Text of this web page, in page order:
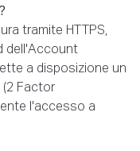
tramite HTTPS,
dell'Account
a disposizione un
Factor
l'accesso a